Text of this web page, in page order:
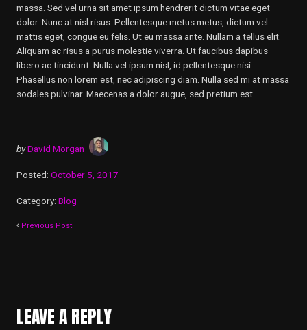
massa. Sed vel urna sit amet ipsum hendrerit dictum vitae eget
dolor. Nunc at nisl risus. Pellentesque metus metus, dictum vel
mattis eget, congue eu felis. Ut eu massa ante. Nullam a tellus elit.
Aliquam ac risus a purus molestie viverra. Ut faucibus dapibus
libero ac tincidunt. Nulla vel ipsum nisl, id pellentesque nisi.
Phasellus non lorem est, nec adipiscing diam. Nulla sed mi at massa
sodales pulvinar. Maecenas a dolor augue, sed pretium est.
byDavid Morgan
Posted: October 5, 2017
Category: Blog
Previous Post
LEAVE A REPLY